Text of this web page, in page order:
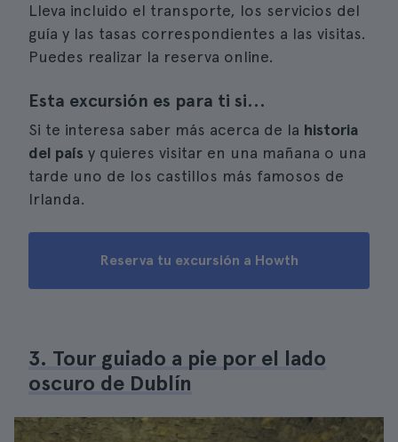
Lleva incluido el transporte, los servicios del
guía y las tasas correspondientes a las visitas.
Puedes realizar la reserva online.
Esta excursión es para ti si...
Si te interesa saber más acerca de la historia
del país y quieres visitar en una mañana o una
tarde uno de los castillos más famosos de
Irlanda.
Reserva tu excursión a Howth
3. Tour guiado a pie por el lado
oscuro de Dublín